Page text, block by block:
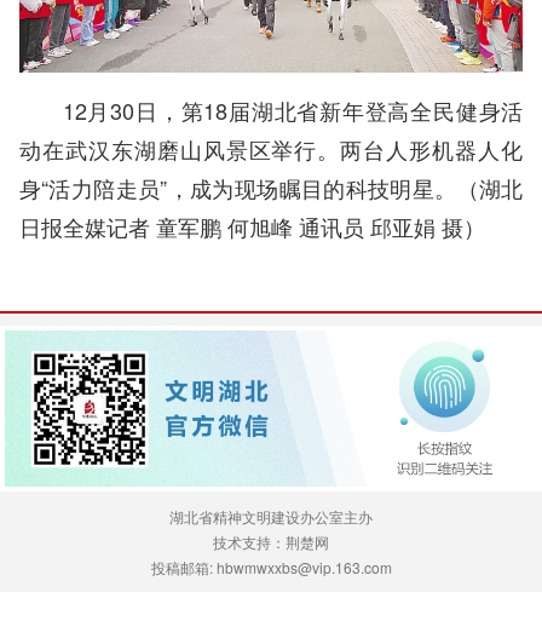
12月30日，第18届湖北省新年登高全民健身活
动在武汉东湖磨山风景区举行。两台人形机器人化
身“活力陪走员”，成为现场瞩目的科技明星。
（湖北
日报全媒记者 童军鹏 何旭峰 通讯员 邱亚娟 摄）
湖北省精神文明建设办公室主办
技术支持：荆楚网
投稿邮箱: hbwmwxxbs@vip.163.com